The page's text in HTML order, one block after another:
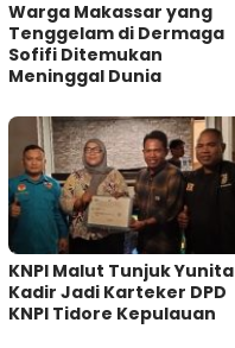
Warga Makassar yang
Tenggelam di Dermaga
Sofifi Ditemukan
Meninggal Dunia
KNPI Malut Tunjuk Yunita
Kadir Jadi Karteker DPD
KNPI Tidore Kepulauan